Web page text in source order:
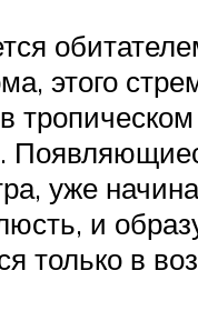
этого
уже
и
только в